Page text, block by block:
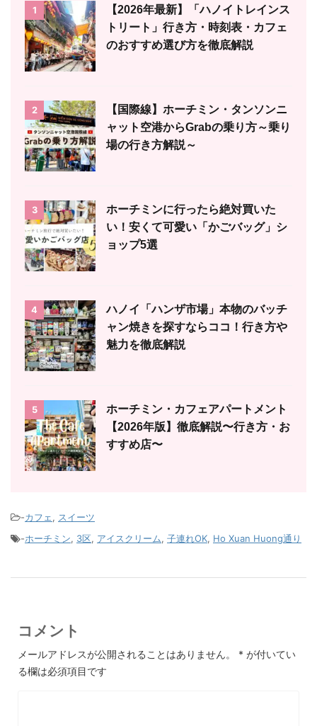
1
【2026年最新】「ハノイトレインス
トリート」行き方・時刻表・カフェ
のおすすめ選び方を徹底解説
2
【国際線】ホーチミン・タンソンニ
ャット空港からGrabの乗り方～乗り
場の行き方解説～
3
ホーチミンに行ったら絶対買いた
い！安くて可愛い「かごバッグ」シ
ョップ5選
4
ハノイ「ハンザ市場」本物のバッチ
ャン焼きを探すならココ！行き方や
魅力を徹底解説
5
ホーチミン・カフェアパートメント
【2026年版】徹底解説〜行き方・お
すすめ店〜
-カフェ, スイーツ
-ホーチミン, 3区, アイスクリーム, 子連れOK, Ho Xuan Huong通り
コメント
メールアドレスが公開されることはありません。 * が付いてい
る欄は必須項目です